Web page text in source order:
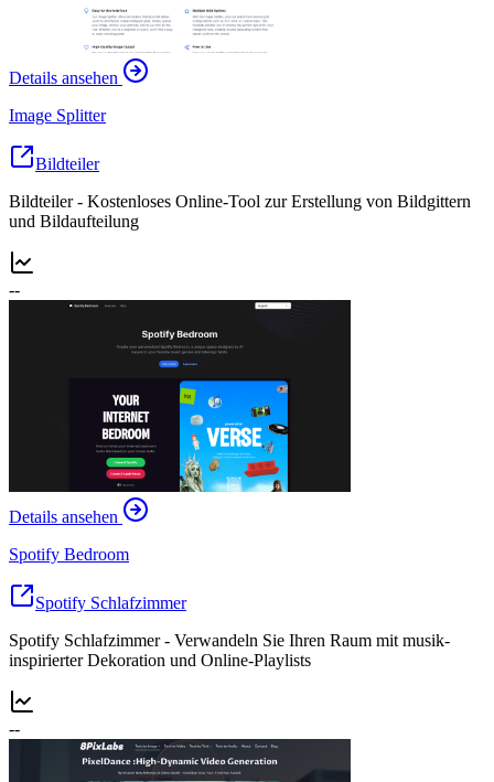
Details ansehen
Image Splitter
Bildteiler
Bildteiler - Kostenloses Online-Tool zur Erstellung von Bildgittern
und Bildaufteilung
--
Details ansehen
Spotify Bedroom
Spotify Schlafzimmer
Spotify Schlafzimmer - Verwandeln Sie Ihren Raum mit musik-
inspirierter Dekoration und Online-Playlists
--